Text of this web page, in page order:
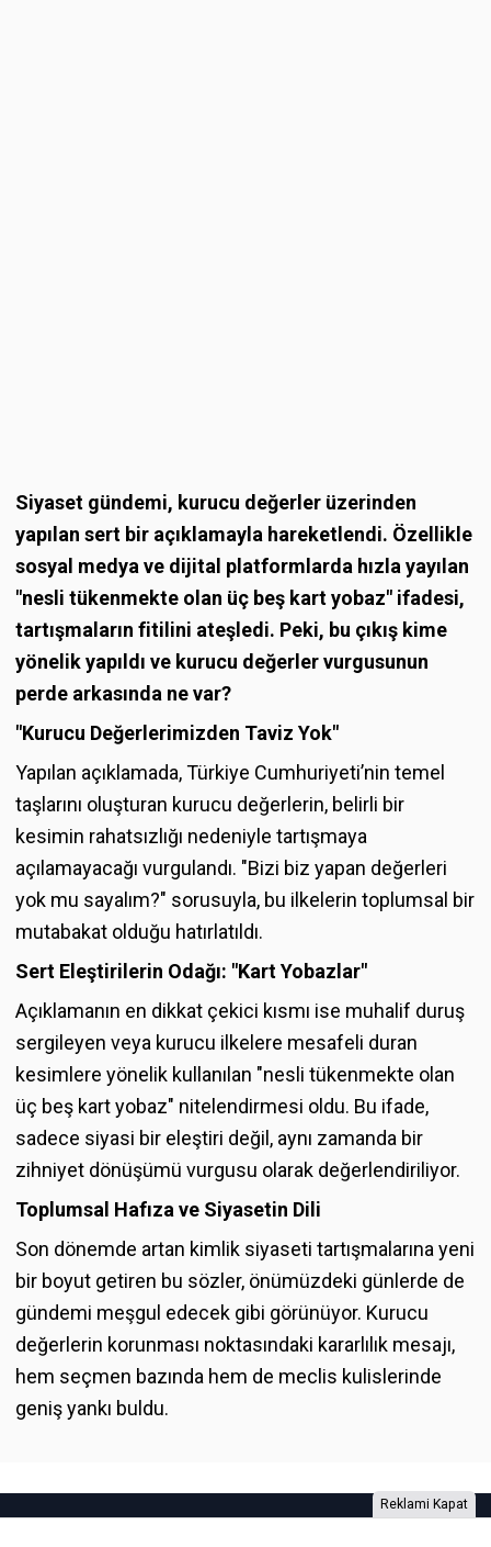
Siyaset gündemi, kurucu değerler üzerinden
yapılan sert bir açıklamayla hareketlendi. Özellikle
sosyal medya ve dijital platformlarda hızla yayılan
"nesli tükenmekte olan üç beş kart yobaz" ifadesi,
tartışmaların fitilini ateşledi. Peki, bu çıkış kime
yönelik yapıldı ve kurucu değerler vurgusunun
perde arkasında ne var?
"Kurucu Değerlerimizden Taviz Yok"
Yapılan açıklamada, Türkiye Cumhuriyeti’nin temel
taşlarını oluşturan kurucu değerlerin, belirli bir
kesimin rahatsızlığı nedeniyle tartışmaya
açılamayacağı vurgulandı. "Bizi biz yapan değerleri
yok mu sayalım?" sorusuyla, bu ilkelerin toplumsal bir
mutabakat olduğu hatırlatıldı.
Sert Eleştirilerin Odağı: "Kart Yobazlar"
Açıklamanın en dikkat çekici kısmı ise muhalif duruş
sergileyen veya kurucu ilkelere mesafeli duran
kesimlere yönelik kullanılan "nesli tükenmekte olan
üç beş kart yobaz" nitelendirmesi oldu. Bu ifade,
sadece siyasi bir eleştiri değil, aynı zamanda bir
zihniyet dönüşümü vurgusu olarak değerlendiriliyor.
Toplumsal Hafıza ve Siyasetin Dili
Son dönemde artan kimlik siyaseti tartışmalarına yeni
bir boyut getiren bu sözler, önümüzdeki günlerde de
gündemi meşgul edecek gibi görünüyor. Kurucu
değerlerin korunması noktasındaki kararlılık mesajı,
hem seçmen bazında hem de meclis kulislerinde
geniş yankı buldu.
Reklami Kapat